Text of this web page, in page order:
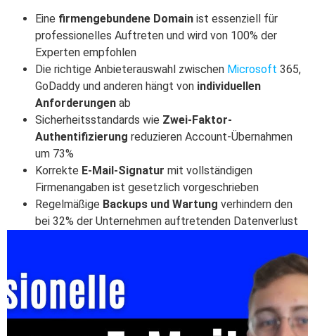
Eine firmengebundene Domain ist essenziell für
professionelles Auftreten und wird von 100% der
Experten empfohlen
Die richtige Anbieterauswahl zwischen Microsoft 365,
GoDaddy und anderen hängt von individuellen
Anforderungen ab
Sicherheitsstandards wie Zwei-Faktor-
Authentifizierung reduzieren Account-Übernahmen
um 73%
Korrekte E-Mail-Signatur mit vollständigen
Firmenangaben ist gesetzlich vorgeschrieben
Regelmäßige Backups und Wartung verhindern den
bei 32% der Unternehmen auftretenden Datenverlust